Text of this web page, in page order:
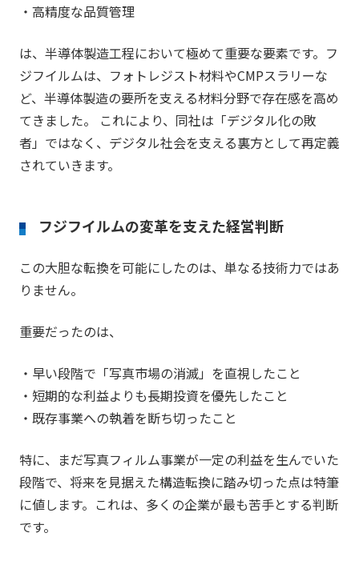
・高精度な品質管理
は、半導体製造工程において極めて重要な要素です。フ
ジフイルムは、フォトレジスト材料やCMPスラリーな
ど、半導体製造の要所を支える材料分野で存在感を高め
てきました。 これにより、同社は「デジタル化の敗
者」ではなく、デジタル社会を支える裏方として再定義
されていきます。
フジフイルムの変革を支えた経営判断
この大胆な転換を可能にしたのは、単なる技術力ではあ
りません。
重要だったのは、
・早い段階で「写真市場の消滅」を直視したこと
・短期的な利益よりも長期投資を優先したこと
・既存事業への執着を断ち切ったこと
特に、まだ写真フィルム事業が一定の利益を生んでいた
段階で、将来を見据えた構造転換に踏み切った点は特筆
に値します。これは、多くの企業が最も苦手とする判断
です。